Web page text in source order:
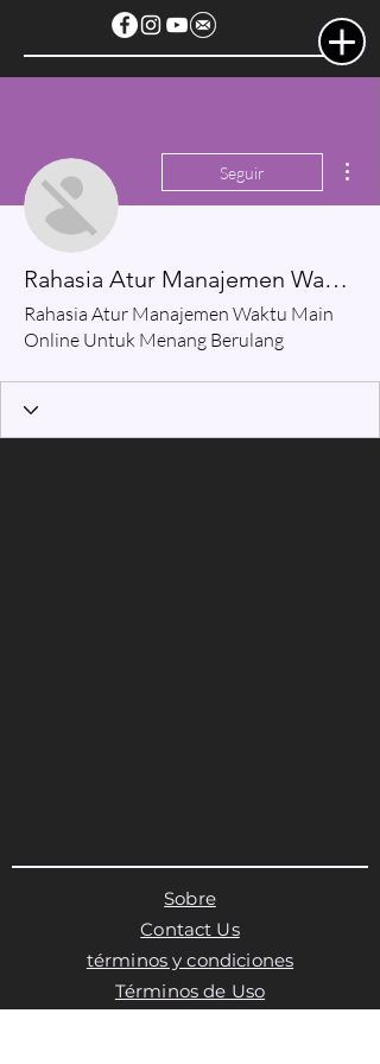
Seguir
Rahasia Atur Manajemen Waktu Main Online Untuk Menang Berulang
Rahasia Atur Manajemen Waktu Main
Online Untuk Menang Berulang
Sobre
Contact Us
términos y condiciones
Términos de Uso